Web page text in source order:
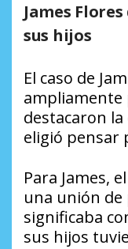
James
sus hijos
El caso de
ampliamente
destacaron
eligió pensar
Para James,
una unión de
significaba
sus hijos